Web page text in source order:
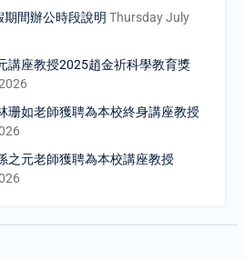
間辦公時段說明 Thursday July
講座教授2025趙金祈科學教育獎
珊如老師獲聘為本校終身講座教授
之元老師獲聘為本校講座教授